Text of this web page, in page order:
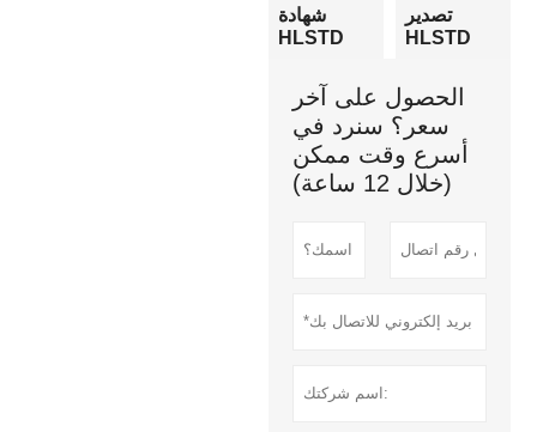
شهادة
HLSTD
تصدير
HLSTD
الحصول على آخر
سعر؟ سنرد في
أسرع وقت ممكن
(خلال 12 ساعة)